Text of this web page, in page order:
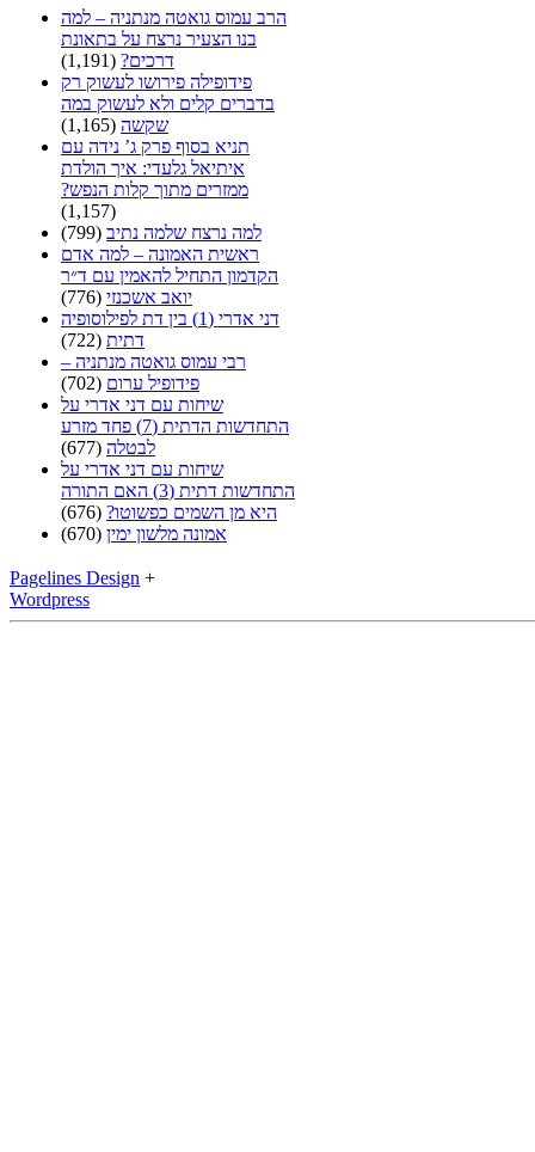
הרב עמוס גואטה מנתניה – למה
בנו הצעיר נרצח על בתאונת
דרכים? (1,191)
פידופילה פירושו לעשוק רק
בדברים קלים ולא לעשוק במה
שקשה (1,165)
תניא בסוף פרק ג’ נידה עם
איתיאל גלעדי: איך הולדת
ממזרים מתוך קלות הנפש?
(1,157)
למה נרצח שלמה נתיב (799)
ראשית האמונה – למה אדם
הקדמון התחיל להאמין עם ד״ר
יואב אשכנזי (776)
דני אדרי (1) בין דת לפילוסופיה
דתית (722)
רבי עמוס גואטה מנתניה –
פידופיל ערום (702)
שיחות עם דני אדרי על
התחדשות הדתית (7) פחד מזרע
לבטלה (677)
שיחות עם דני אדרי על
התחדשות דתית (3) האם התורה
היא מן השמים כפשוטו? (676)
אמונה מלשון ימין (670)
Pagelines Design +
Wordpress